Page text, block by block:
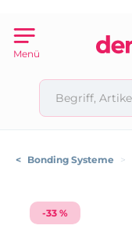
Menü
< Bonding Systeme >
-33 %